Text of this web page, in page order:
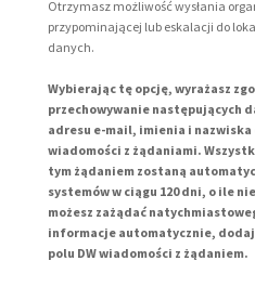
Otrzymasz możliwość wysłania
przypominającej lub eskalacji do
danych.
Wybierając tę opcję, wyrażasz
przechowywanie następujących
adresu e-mail, imienia i
wiadomości z żądaniami.
tym żądaniem zostaną
systemów w ciągu 120 dni, o ile
możesz zażądać
informacje automatycznie,
polu DW wiadomości z żądaniem.